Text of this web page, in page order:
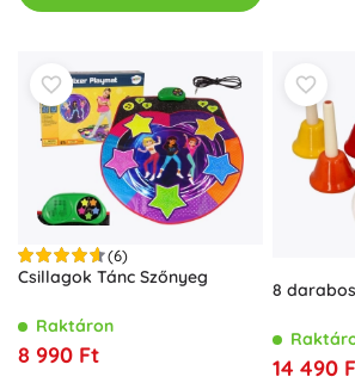
(6)
Csillagok Tánc Szőnyeg
Raktáron
8 990 Ft
8
14 490